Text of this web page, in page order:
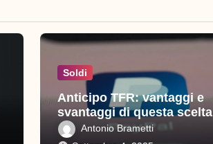
Soldi
Anticipo TFR: vantaggi e
svantaggi di questa scelta
Antonio Brametti